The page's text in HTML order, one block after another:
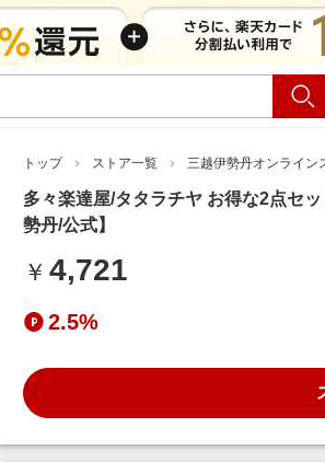
トップ ストア一覧 三越伊勢丹オンライン
多々楽達屋/タタラチヤ お得な2点セ
勢丹/公式】
￥ 4,721
2.5%